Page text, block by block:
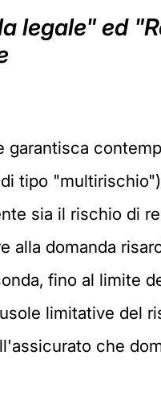
legale" ed
garantisca
tipo
sia il rischio di
alla domanda
fino al limite
limitative del
che